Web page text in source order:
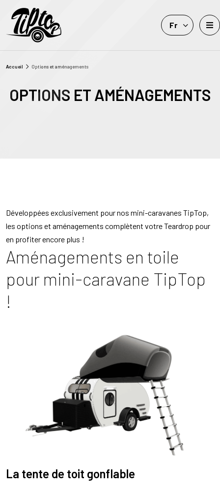
Fr
Accueil Options et aménagements
OPTIONS ET AMÉNAGEMENTS
Développées exclusivement pour nos mini-caravanes TipTop,
les options et aménagements complètent votre Teardrop pour
en profiter encore plus !
Aménagements en toile
pour mini-caravane TipTop
!
La tente de toit gonflable